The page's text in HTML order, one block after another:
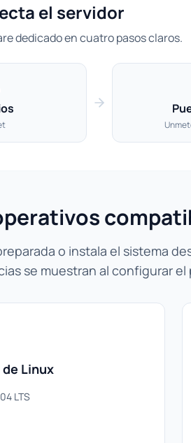
el servidor
dedicado en cuatro pasos claros.
o instala el sistema
se muestran al configurar el
Linux
LTS